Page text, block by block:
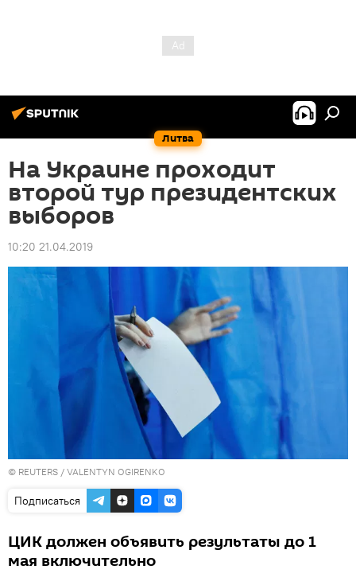
Литва
На Украине проходит
второй тур президентских
выборов
10:20 21.04.2019
© REUTERS / VALENTYN OGIRENKO
Подписаться
ЦИК должен объявить результаты до 1
мая включительно